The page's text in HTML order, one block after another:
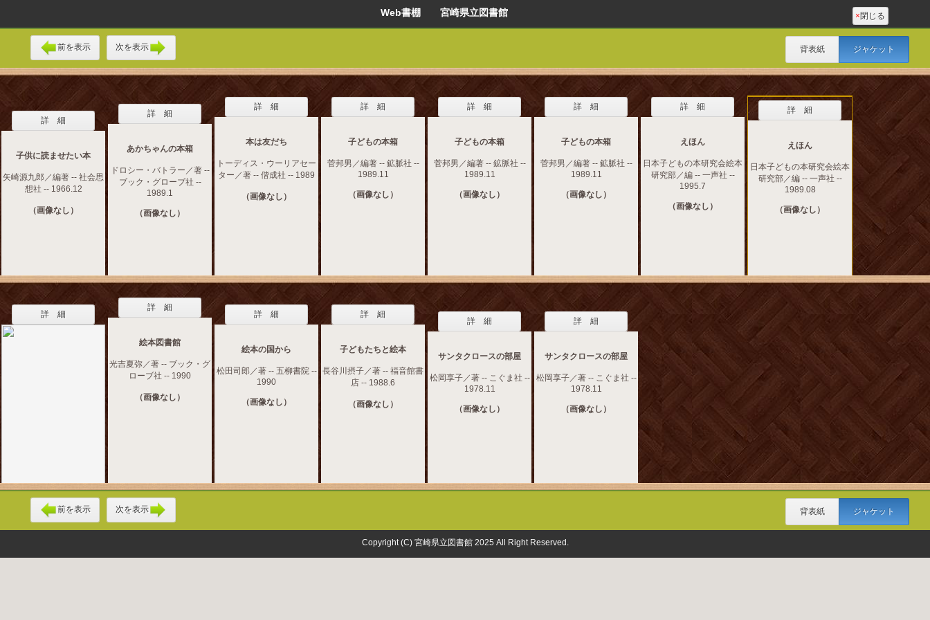
Web書棚 宮崎県立図書館 ×閉じる
前を表示 次を表示 背表紙 ジャケット
詳 細
子供に読ませたい本
矢崎源九郎／編著 -- 社会思
想社 -- 1966.12
（画像なし）
詳 細
あかちゃんの本箱
ドロシー・バトラー／著 --
ブック・グローブ社 --
1989.1
（画像なし）
詳 細
本は友だち
トーディス・ウーリアセー
ター／著 -- 偕成社 -- 1989
（画像なし）
詳 細
子どもの本箱
菅邦男／編著 -- 鉱脈社 --
1989.11
（画像なし）
詳 細
子どもの本箱
菅邦男／編著 -- 鉱脈社 --
1989.11
（画像なし）
詳 細
子どもの本箱
菅邦男／編著 -- 鉱脈社 --
1989.11
（画像なし）
詳 細
えほん
日本子どもの本研究会絵本
研究部／編 -- 一声社 --
1995.7
（画像なし）
詳 細
えほん
日本子どもの本研究会絵本
研究部／編 -- 一声社 --
1989.08
（画像なし）
詳 細
詳 細
絵本図書館
光吉夏弥／著 -- ブック・グ
ローブ社 -- 1990
（画像なし）
詳 細
絵本の国から
松田司郎／著 -- 五柳書院 --
1990
（画像なし）
詳 細
子どもたちと絵本
長谷川摂子／著 -- 福音館書
店 -- 1988.6
（画像なし）
詳 細
サンタクロースの部屋
松岡享子／著 -- こぐま社 --
1978.11
（画像なし）
詳 細
サンタクロースの部屋
松岡享子／著 -- こぐま社 --
1978.11
（画像なし）
前を表示 次を表示 背表紙 ジャケット
Copyright (C) 宮崎県立図書館 2025 All Right Reserved.